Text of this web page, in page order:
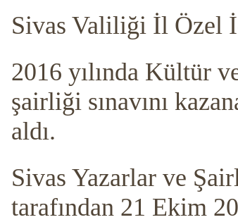
Sivas Valiliği İl Özel
2016 yılında Kültür
şairliği sınavını
aldı.
Sivas Yazarlar ve
tarafından 21 Ekim